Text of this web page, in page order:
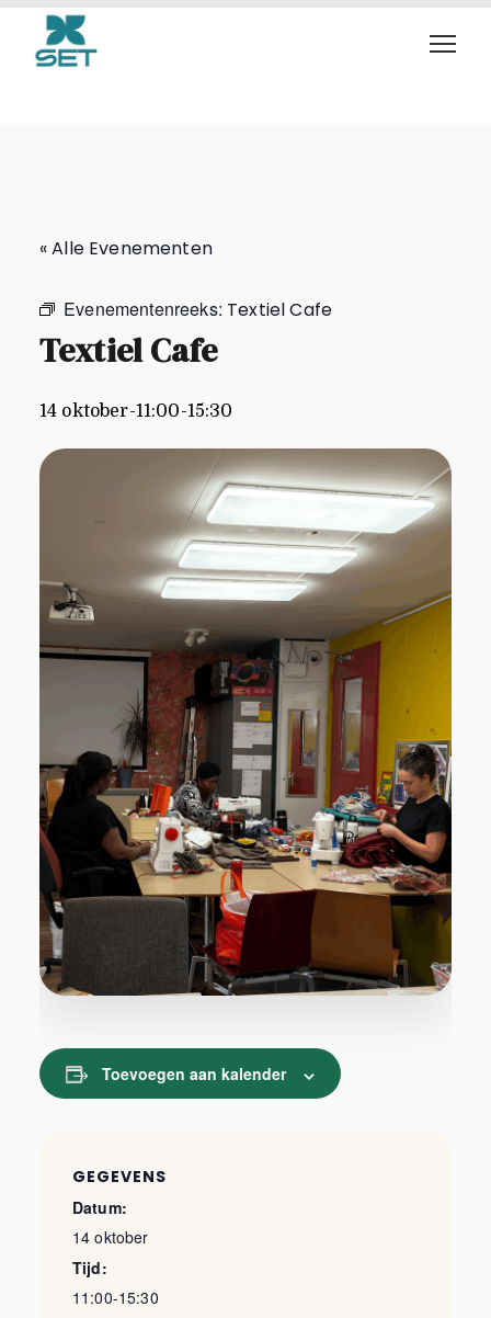
Textiel Cafe
« Alle Evenementen
Evenementenreeks: Textiel Cafe
Textiel Cafe
14 oktober-11:00-15:30
Toevoegen aan kalender
GEGEVENS
Datum:
14 oktober
Tijd:
11:00-15:30